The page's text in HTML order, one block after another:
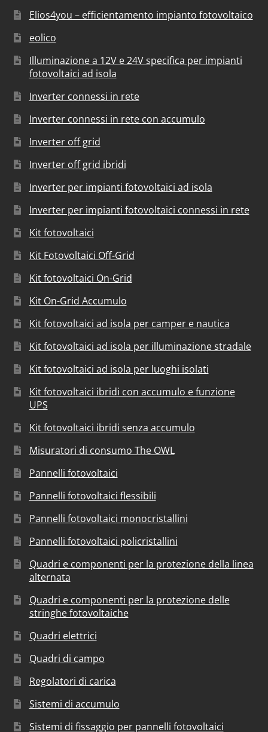
Elios4you – efficientamento impianto fotovoltaico
eolico
Illuminazione a 12V e 24V specifica per impianti
fotovoltaici ad isola
Inverter connessi in rete
Inverter connessi in rete con accumulo
Inverter off grid
Inverter off grid ibridi
Inverter per impianti fotovoltaici ad isola
Inverter per impianti fotovoltaici connessi in rete
Kit fotovoltaici
Kit Fotovoltaici Off-Grid
Kit fotovoltaici On-Grid
Kit On-Grid Accumulo
Kit fotovoltaici ad isola per camper e nautica
Kit fotovoltaici ad isola per illuminazione stradale
Kit fotovoltaici ad isola per luoghi isolati
Kit fotovoltaici ibridi con accumulo e funzione
UPS
Kit fotovoltaici ibridi senza accumulo
Misuratori di consumo The OWL
Pannelli fotovoltaici
Pannelli fotovoltaici flessibili
Pannelli fotovoltaici monocristallini
Pannelli fotovoltaici policristallini
Quadri e componenti per la protezione della linea
alternata
Quadri e componenti per la protezione delle
stringhe fotovoltaiche
Quadri elettrici
Quadri di campo
Regolatori di carica
Sistemi di accumulo
Sistemi di fissaggio per pannelli fotovoltaici